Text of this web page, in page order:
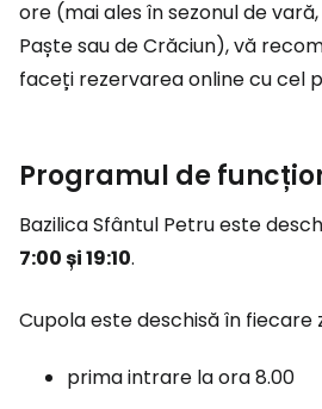
ore (mai ales în sezonul de
Paște sau de Crăciun), vă
faceți rezervarea online cu cel
Programul de
Bazilica Sfântul Petru este
7:00 și 19:10.
Cupola este deschisă în fiecare
prima intrare la ora 8.00